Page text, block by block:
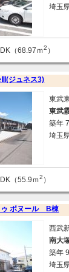
埼玉
（68.97ｍ2 ）
ジュネス3)
東武
東武
築年
埼玉
（55.9ｍ2 ）
ゥ ボヌール B棟
西武
南大
築年
埼玉